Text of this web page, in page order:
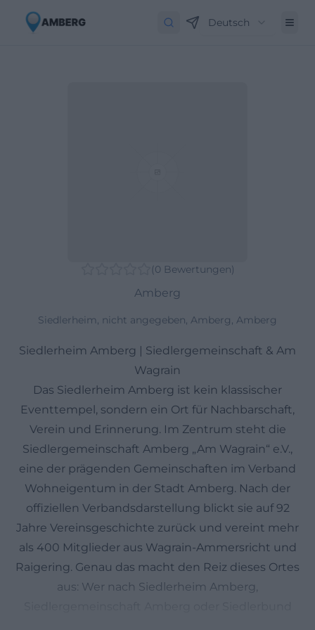
Deutsch
(0 Bewertungen)
Amberg
Siedlerheim, nicht angegeben, Amberg, Amberg
Siedlerheim Amberg | Siedlergemeinschaft & Am
Wagrain
Das Siedlerheim Amberg ist kein klassischer
Eventtempel, sondern ein Ort für Nachbarschaft,
Verein und Erinnerung. Im Zentrum steht die
Siedlergemeinschaft Amberg „Am Wagrain“ e.V.,
eine der prägenden Gemeinschaften im Verband
Wohneigentum in der Stadt Amberg. Nach der
offiziellen Verbandsdarstellung blickt sie auf 92
Jahre Vereinsgeschichte zurück und vereint mehr
als 400 Mitglieder aus Wagrain-Ammersricht und
Raigering. Genau das macht den Reiz dieses Ortes
aus: Wer nach Siedlerheim Amberg,